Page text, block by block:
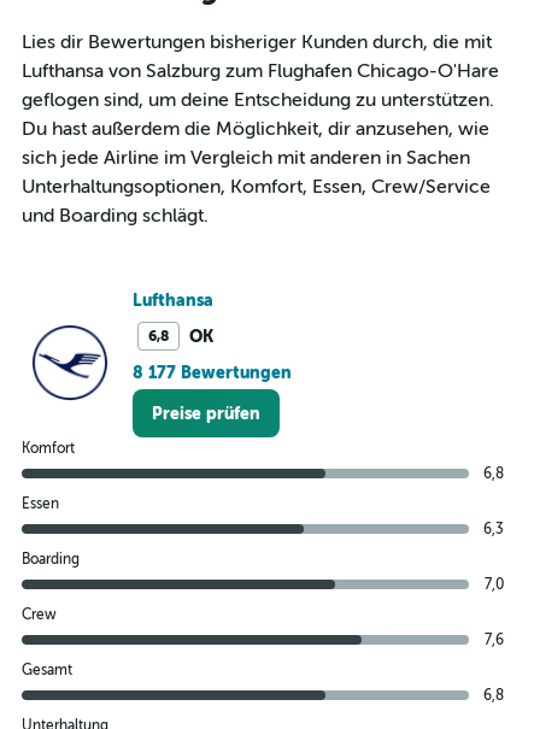
1
Y
displaying
values.
Range:
0
300.
Lies dir Bewertungen bisheriger Kunden durch, die mit
Lufthansa von Salzburg zum Flughafen Chicago-O'Hare
geflogen sind, um deine Entscheidung zu unterstützen.
Du hast außerdem die Möglichkeit, dir anzusehen, wie
sich jede Airline im Vergleich mit anderen in Sachen
Unterhaltungsoptionen, Komfort, Essen, Crew/Service
und Boarding schlägt.
Lufthansa
6,8
OK
8 177 Bewertungen
Preise prüfen
Komfort
6,8
Essen
6,3
Boarding
7,0
Crew
7,6
Gesamt
6,8
Unterhaltung